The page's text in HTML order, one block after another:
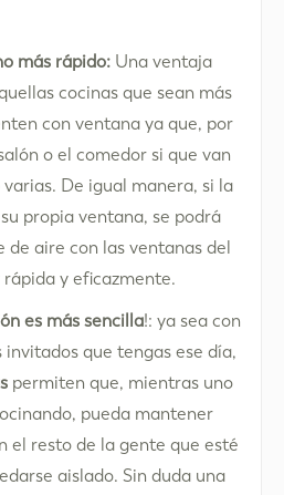
más rápido: Una ventaja
cocinas que sean más
con ventana ya que, por
o el comedor si que van
De igual manera, si la
propia ventana, se podrá
de aire con las ventanas del
y eficazmente.
es más sencilla!: ya sea con
que tengas ese día,
permiten que, mientras uno
pueda mantener
el resto de la gente que esté
aislado. Sin duda una